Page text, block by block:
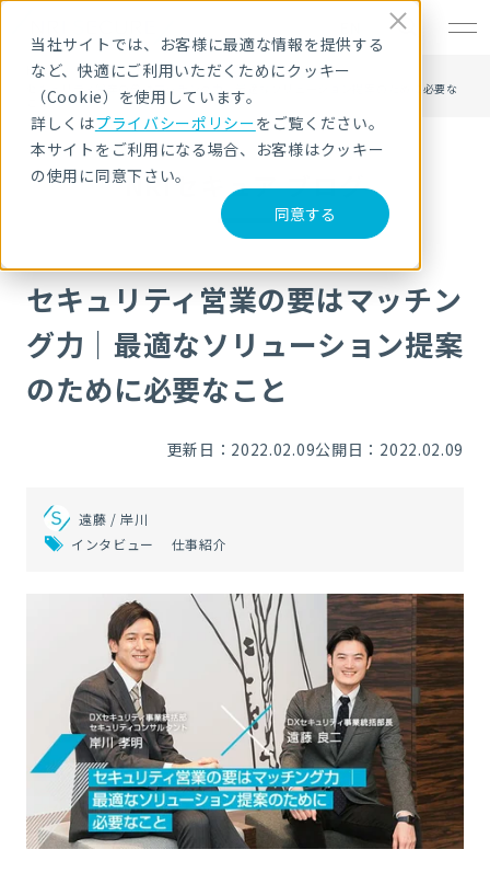
当社サイトでは、お客様に最適な情報を提供する
など、快適にご利用いただくためにクッキー
（Cookie）を使用しています。
詳しくはプライバシーポリシーをご覧ください。
本サイトをご利用になる場合、お客様はクッキー
の使用に同意下さい。
同意する
HOME
NRIセキュア ブログ
セキュリティ営業の要はマッチング力｜最適なソリューション提案のために必要な
こと
NRIセキュア ブログ
セキュリティ営業の要はマッチン
グ力｜最適なソリューション提案
のために必要なこと
更新日：2022.02.09公開日：2022.02.09
遠藤 / 岸川
インタビュー
仕事紹介